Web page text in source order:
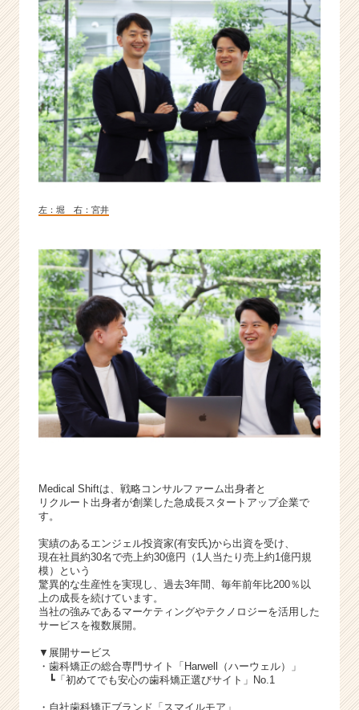
左：堀 右：宮井
Medical Shiftは、戦略コンサルファーム出身者と
リクルート出身者が創業した急成長スタートアップ企業で
す。
実績のあるエンジェル投資家(有安氏)から出資を受け、
現在社員約30名で売上約30億円（1人当たり売上約1億円規
模）という
驚異的な生産性を実現し、過去3年間、毎年前年比200％以
上の成長を続けています。
当社の強みであるマーケティングやテクノロジーを活用した
サービスを複数展開。
▼展開サービス
・歯科矯正の総合専門サイト「Harwell（ハーウェル）」
┗「初めてでも安心の歯科矯正選びサイト」No.1
・自社歯科矯正ブランド「スマイルモア」